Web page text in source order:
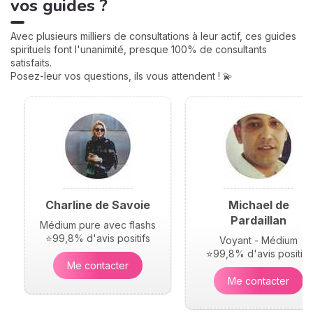
vos guides ?
Avec plusieurs milliers de consultations à leur actif, ces guides
spirituels font l'unanimité, presque 100% de consultants
satisfaits.
Posez-leur vos questions, ils vous attendent ! 💫
Charline de Savoie
Médium pure avec flashs
⭐99,8% d'avis positifs
Me contacter
Michael de
Pardaillan
Voyant - Médium
⭐99,8% d'avis positifs
Me contacter